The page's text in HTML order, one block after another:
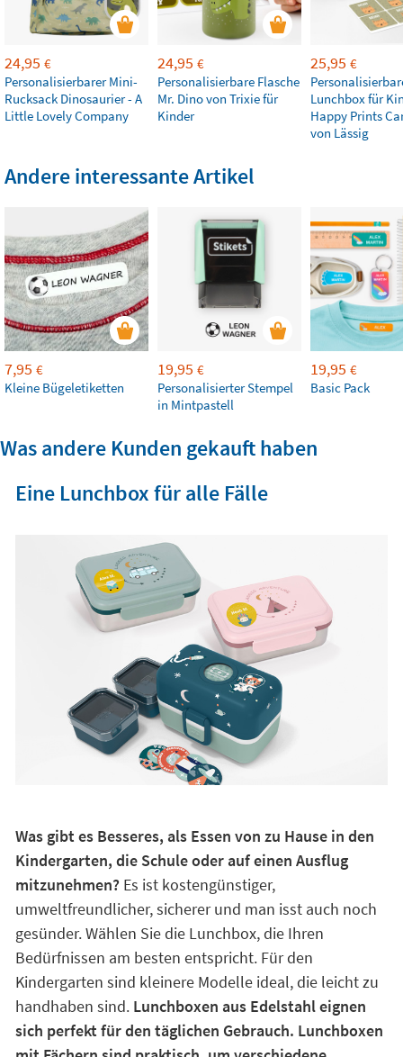
24,95 €
Personalisierbarer Mini-
Rucksack Dinosaurier - A
Little Lovely Company
24,95 €
Personalisierbare Flasche
Mr. Dino von Trixie für
Kinder
25,95 €
Lunchbox für
Happy Prints
von Lässig
Andere interessante Artikel
7,95 €
Kleine Bügeletiketten
19,95 €
Personalisierter Stempel
in Mintpastell
19,95 €
Basic Pack
Was andere Kunden gekauft haben
Eine Lunchbox für alle Fälle
Was gibt es Besseres, als Essen von zu Hause in den
Kindergarten, die Schule oder auf einen Ausflug
mitzunehmen? Es ist kostengünstiger,
umweltfreundlicher, sicherer und man isst auch noch
gesünder. Wählen Sie die Lunchbox, die Ihren
Bedürfnissen am besten entspricht. Für den
Kindergarten sind kleinere Modelle ideal, die leicht zu
handhaben sind.Lunchboxen aus Edelstahl eignen
sich perfekt für den täglichen Gebrauch. Lunchboxen